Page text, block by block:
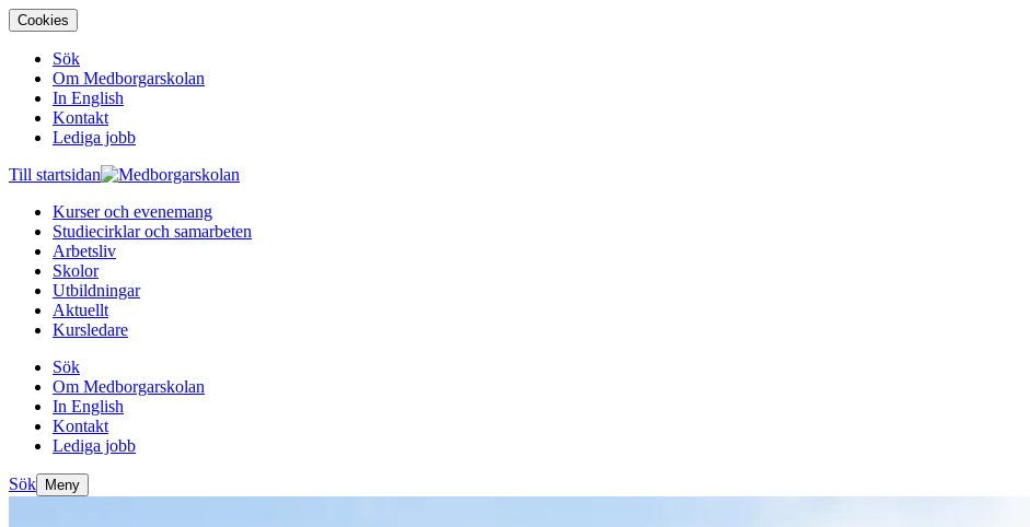
Cookies
Sök
Om Medborgarskolan
In English
Kontakt
Lediga jobb
Till startsidan
Kurser och evenemang
Studiecirklar och samarbeten
Arbetsliv
Skolor
Utbildningar
Aktuellt
Kursledare
Sök
Om Medborgarskolan
In English
Kontakt
Lediga jobb
Sök Meny